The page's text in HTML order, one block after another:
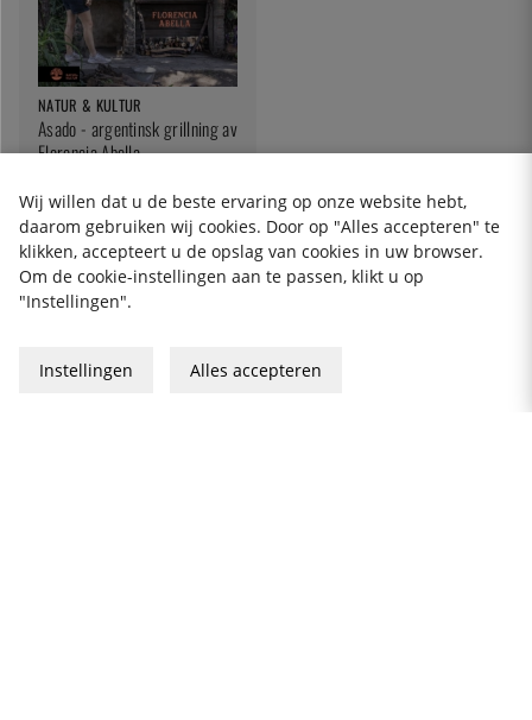
NATUR & KULTUR
Asado - argentinsk grillning av
Florencia Abella
Wij willen dat u de beste ervaring op onze website hebt,
daarom gebruiken wij cookies. Door op "Alles accepteren" te
klikken, accepteert u de opslag van cookies in uw browser.
Om de cookie-instellingen aan te passen, klikt u op
"Instellingen".
Instellingen Alles accepteren